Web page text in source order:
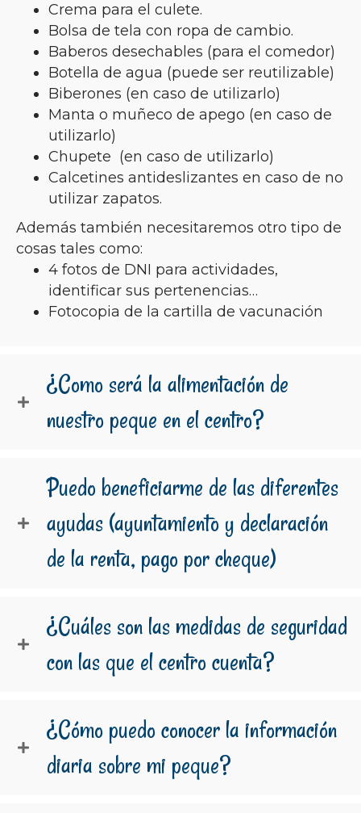
Crema para el culete.
Bolsa de tela con ropa de cambio.
Baberos desechables (para el comedor)
Botella de agua (puede ser reutilizable)
Biberones (en caso de utilizarlo)
Manta o muñeco de apego (en caso de
utilizarlo)
Chupete (en caso de utilizarlo)
Calcetines antideslizantes en caso de no
utilizar zapatos.
Además también necesitaremos otro tipo de
cosas tales como:
4 fotos de DNI para actividades,
identificar sus pertenencias…
Fotocopia de la cartilla de vacunación
¿Como será la alimentación de
nuestro peque en el centro?
Puedo beneficiarme de las diferentes
ayudas (ayuntamiento y declaración
de la renta, pago por cheque)
¿Cuáles son las medidas de seguridad
con las que el centro cuenta?
¿Cómo puedo conocer la información
diaria sobre mi peque?